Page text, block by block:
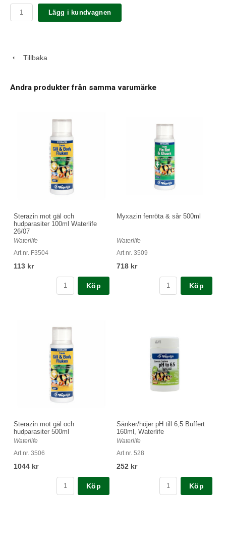
Lägg i kundvagnen
Tillbaka
Andra produkter från samma varumärke
Sterazin mot gäl och
hudparasiter 100ml Waterlife
26/07
Waterlife
Art nr. F3504
113 kr
Köp
Myxazin fenröta & sår 500ml
Waterlife
Art nr. 3509
718 kr
Köp
Sterazin mot gäl och
hudparasiter 500ml
Waterlife
Art nr. 3506
1044 kr
Köp
Sänker/höjer pH till 6,5 Buffert
160ml, Waterlife
Waterlife
Art nr. 528
252 kr
Köp